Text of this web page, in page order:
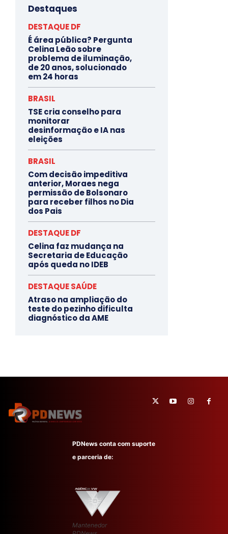
Destaques
DESTAQUE DF
É área pública? Pergunta
Celina Leão sobre
problema de iluminação,
de 20 anos, solucionado
em 24 horas
BRASIL
TSE cria conselho para
monitorar
desinformação e IA nas
eleições
BRASIL
Com decisão impeditiva
anterior, Moraes nega
permissão de Bolsonaro
para receber filhos no Dia
dos Pais
DESTAQUE DF
Celina faz mudança na
Secretaria de Educação
após queda no IDEB
DESTAQUE SAÚDE
Atraso na ampliação do
teste do pezinho dificulta
diagnóstico da AME
PDNews conta com suporte
e parceria de:
Mantenedor